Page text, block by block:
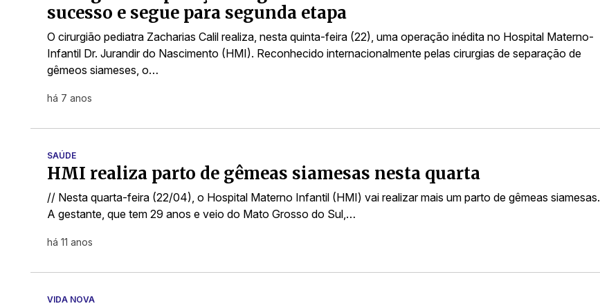
sucesso e segue para segunda etapa
O cirurgião pediatra Zacharias Calil realiza, nesta quinta-feira (22), uma operação inédita no Hospital Materno-
Infantil Dr. Jurandir do Nascimento (HMI). Reconhecido internacionalmente pelas cirurgias de separação de
gêmeos siameses, o…
há 7 anos
SAÚDE
HMI realiza parto de gêmeas siamesas nesta quarta
// Nesta quarta-feira (22/04), o Hospital Materno Infantil (HMI) vai realizar mais um parto de gêmeas siamesas.
A gestante, que tem 29 anos e veio do Mato Grosso do Sul,…
há 11 anos
VIDA NOVA